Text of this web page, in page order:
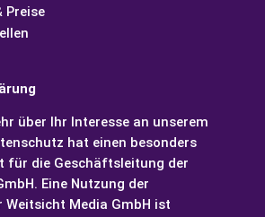
Preise
über Ihr Interesse an unserem
hat einen besonders
für die Geschäftsleitung der
Eine Nutzung der
Weitsicht Media GmbH ist